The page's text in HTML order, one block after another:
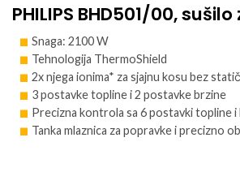
PHILIPS BHD501/00,
Snaga: 2100 W
Tehnologija ThermoShield
2x njega ionima* za sjajnu kosu bez
3 postavke topline i 2 postavke brzine
Precizna kontrola sa 6 postavki topline i
Tanka mlaznica za popravke i precizno